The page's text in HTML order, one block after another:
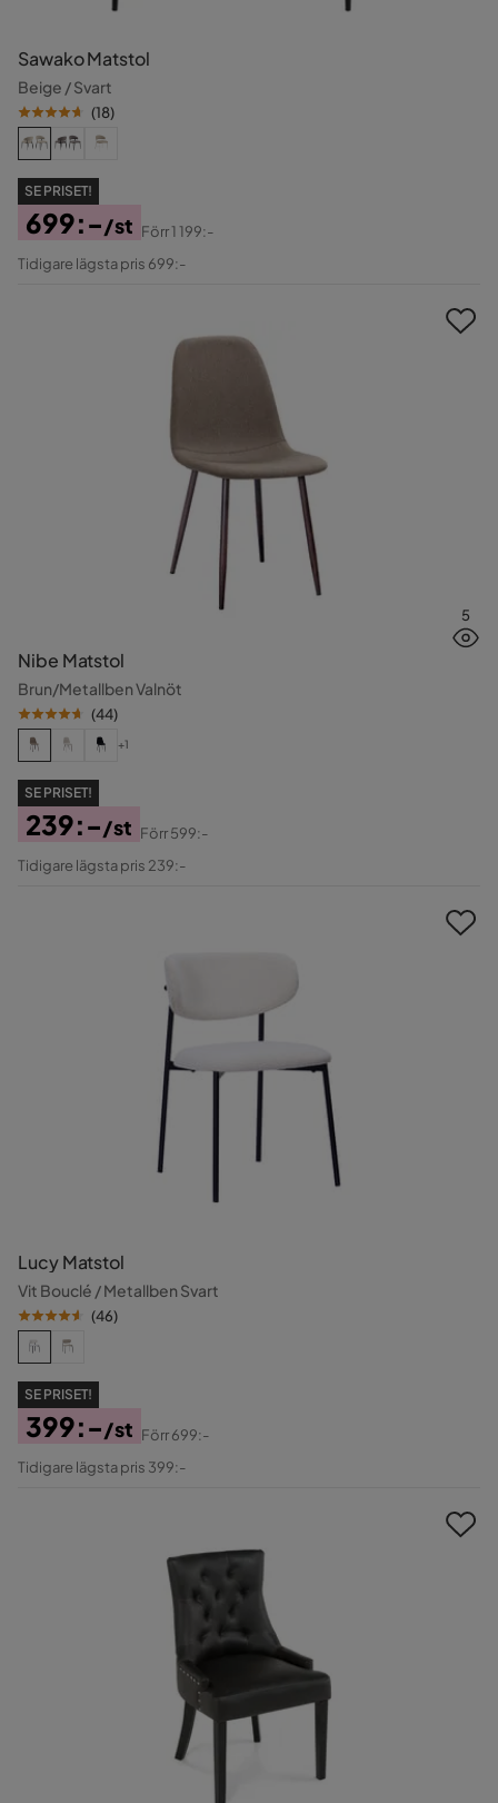
Sawako Matstol
Beige / Svart
(18)
SE PRISET!
Pris
699:-/st
Original
Förr1 199:-
Tidigare lägsta pris 699:-
5
Nibe Matstol
Brun/Metallben Valnöt
(44)
+1
SE PRISET!
Pris
239:-/st
Original
Förr599:-
Tidigare lägsta pris 239:-
Lucy Matstol
Vit Bouclé / Metallben Svart
(46)
SE PRISET!
Pris
399:-/st
Original
Förr699:-
Tidigare lägsta pris 399:-